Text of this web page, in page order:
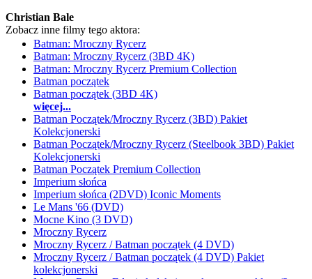
Christian Bale
Zobacz inne filmy tego aktora:
Batman: Mroczny Rycerz
Batman: Mroczny Rycerz (3BD 4K)
Batman: Mroczny Rycerz Premium Collection
Batman początek
Batman początek (3BD 4K)
więcej...
Batman Początek/Mroczny Rycerz (3BD) Pakiet
Kolekcjonerski
Batman Początek/Mroczny Rycerz (Steelbook 3BD) Pakiet
Kolekcjonerski
Batman Początek Premium Collection
Imperium słońca
Imperium słońca (2DVD) Iconic Moments
Le Mans '66 (DVD)
Mocne Kino (3 DVD)
Mroczny Rycerz
Mroczny Rycerz / Batman początek (4 DVD)
Mroczny Rycerz / Batman początek (4 DVD) Pakiet
kolekcjonerski